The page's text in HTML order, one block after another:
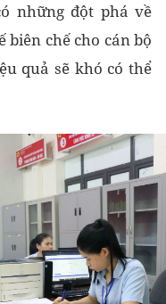
những đột phá về
biên chế cho cán bộ
quả sẽ khó có thể